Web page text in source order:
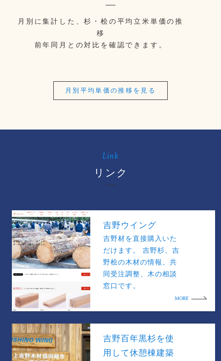
月別に集計した、杉・桧の平均立米単価の推
移
前年同月との対比を確認できます。
月別平均単価の推移を見る
Link
リンク
吉野ウイング
吉野材を直接購入いた
だけます。 吉野杉、吉
野桧の木材の情報、共
同受注調整、木の相談
窓口です。
MORE
吉野百年黒杉を使
用して休憩棟建築